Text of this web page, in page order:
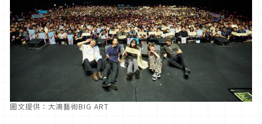
圖文提供：大鴻藝術BIG ART